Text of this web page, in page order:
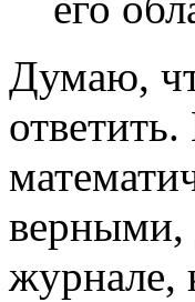
Думаю,
верными,
журнале,